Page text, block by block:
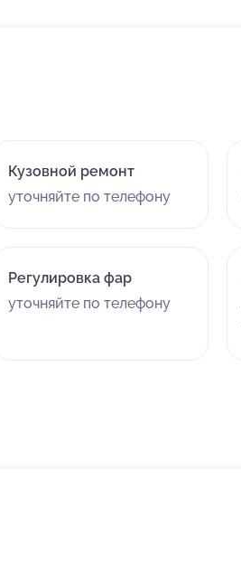
Кузовной ремонт
уточняйте по телефону
Регулировка фар
уточняйте по телефону